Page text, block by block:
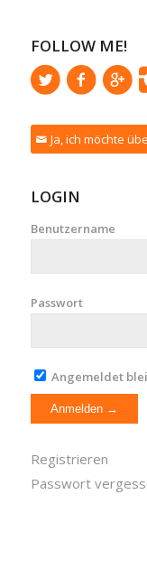
FOLLOW ME!
Ja, ich möchte
LOGIN
Benutzername
Passwort
Angemeldet
Registrieren
Passwort